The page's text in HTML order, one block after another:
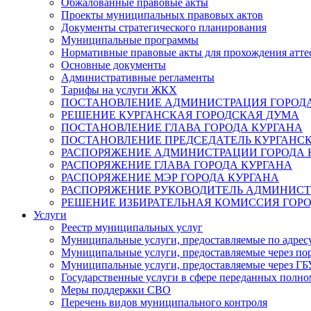
Обжалованные правовые акты
Проекты муниципальных правовых актов
Документы стратегического планирования
Муниципальные программы
Нормативные правовые акты для прохождения
Основные документы
Административные регламенты
Тарифы на услуги ЖКХ
ПОСТАНОВЛЕНИЕ АДМИНИСТРАЦИЯ
РЕШЕНИЕ КУРГАНСКАЯ ГОРОДСКАЯ ДУМА
ПОСТАНОВЛЕНИЕ ГЛАВА ГОРОДА КУРГАНА
ПОСТАНОВЛЕНИЕ ПРЕДСЕДАТЕЛЬ
РАСПОРЯЖЕНИЕ АДМИНИСТРАЦИИ ГОРОДА
РАСПОРЯЖЕНИЕ ГЛАВА ГОРОДА КУРГАНА
РАСПОРЯЖЕНИЕ МЭР ГОРОДА КУРГАНА
РАСПОРЯЖЕНИЕ РУКОВОДИТЕЛЬ
РЕШЕНИЕ ИЗБИРАТЕЛЬНАЯ КОМИССИЯ
Услуги
Реестр муниципальных услуг
Муниципальные услуги, предоставляемые по
Муниципальные услуги, предоставляемые через
Муниципальные услуги, предоставляемые через
Государственные услуги в сфере переданных
Меры поддержки СВО
Перечень видов муниципального контроля